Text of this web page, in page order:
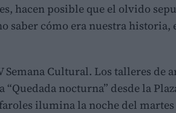
hacen posible que el olvido
saber cómo era nuestra historia,
Semana Cultural. Los talleres de
nocturna” desde la
ilumina la noche del martes